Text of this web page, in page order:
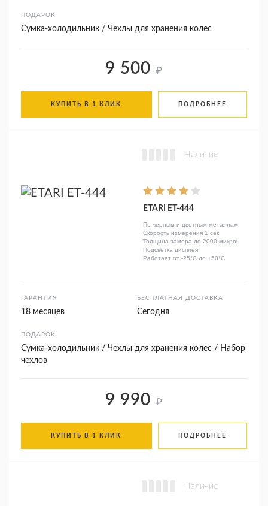
ПОДАРОК
Сумка-холодильник / Чехлы для хранения колес
9 500 ₽
КУПИТЬ В 1 КЛИК ПОДРОБНЕЕ
Наличие
ETARI ЕТ-444
По черным и цветным металлам
Скорость измерения 1 сек
Толщина замера до 2000 микрон
Подсветка дисплея
Работает от -25°C до +50°C
ГАРАНТИЯ
18 месяцев
БЕСПЛАТНАЯ ДОСТАВКА
Сегодня
ПОДАРОК
Сумка-холодильник / Чехлы для хранения колес / Набор
чехлов
9 990 ₽
КУПИТЬ В 1 КЛИК ПОДРОБНЕЕ
Наличие